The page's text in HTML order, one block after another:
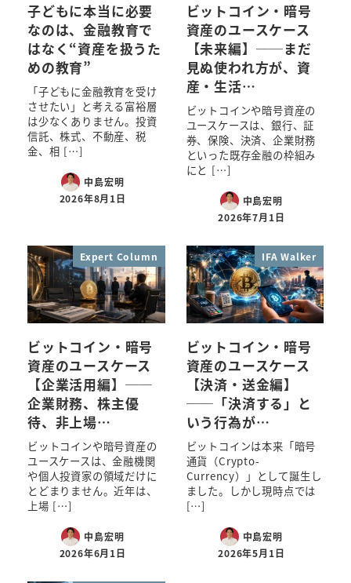
子どもに本当に必要
なのは、金融教育で
はなく“資産を扱うた
めの教育”
「子どもに金融教育を受け
させたい」と考える富裕層
は少なくありません。投資
信託、株式、不動産、税
金、相 […]
中島宏明
2026年8月1日
ビットコイン・暗号
資産のユースケース
【未来編】──まだ
見ぬ使われ方が、資
産・生活…
ビットコインや暗号資産の
ユースケースは、銀行、証
券、保険、決済、企業財務
といった既存金融の枠組み
にと […]
中島宏明
2026年7月1日
Expert Column
ビットコイン・暗号
資産のユースケース
【企業活用編】──
企業財務、株主優
待、非上場…
ビットコインや暗号資産の
ユースケースは、金融機関
や個人投資家の領域だけに
とどまりません。近年は、
上場 […]
中島宏明
2026年6月1日
IFA Walker
ビットコイン・暗号
資産のユースケース
【決済・送金編】
──「決済する」と
いう行為が…
ビットコインは本来「暗号
通貨（Crypto-
Currency）」として誕生し
ました。しかし現時点では
[…]
中島宏明
2026年5月1日